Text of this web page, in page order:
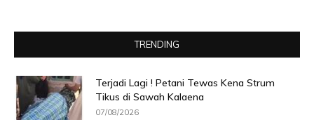
TRENDING
Terjadi Lagi ! Petani Tewas Kena Strum
Tikus di Sawah Kalaena
07/08/2026